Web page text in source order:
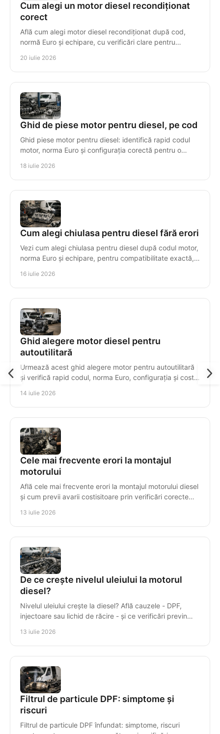
Cum alegi un motor diesel recondiționat
corect
Află cum alegi motor diesel recondiționat după cod,
normă Euro și echipare, cu verificări clare pentru
20 iulie 2026
Ghid de piese motor pentru diesel, pe cod
Ghid piese motor pentru diesel: identifică rapid codul
motor, norma Euro și configurația corectă pentru o
18 iulie 2026
Cum alegi chiulasa pentru diesel fără erori
Vezi cum alegi chiulasa pentru diesel după codul motor,
norma Euro și echipare, pentru compatibilitate exactă,
16 iulie 2026
Ghid alegere motor diesel pentru
autoutilitară
Urmează acest ghid alegere motor pentru autoutilitară
și verifică rapid codul, norma Euro, configurația și costul
14 iulie 2026
Cele mai frecvente erori la montajul
motorului
Află cele mai frecvente erori la montajul motorului diesel
și cum previi avarii costisitoare prin verificări corecte
13 iulie 2026
De ce crește nivelul uleiului la motorul
diesel?
Nivelul uleiului crește la diesel? Află cauzele - DPF,
injectoare sau lichid de răcire - și ce verificări previn
13 iulie 2026
Filtrul de particule DPF: simptome și
riscuri
Filtrul de particule DPF înfundat: simptome, riscuri